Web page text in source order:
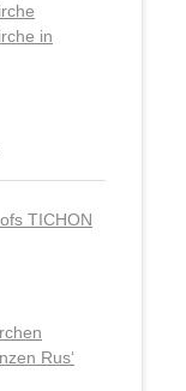
in
TICHON
Rus‘